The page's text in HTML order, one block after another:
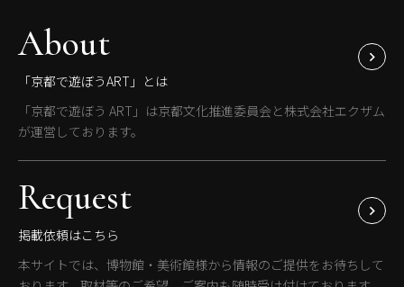
About
「京都で遊ぼうART」とは
「京都で遊ぼう ART」は京都文化推進委員会と株式会社エクザム
が運営しております。
Request
掲載依頼はこちら
本サイトでは、博物館・美術館様から情報のご提供をお待ちして